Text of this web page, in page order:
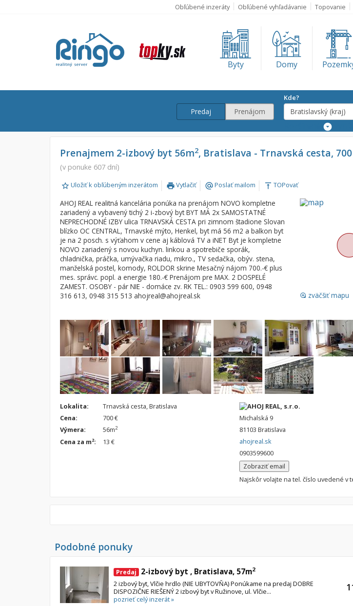
Obľúbené inzeráty Obľúbené vyhľadávanie Topovanie
Byty Domy
Predaj Prenájom
Kde?
Bratislavský (kraj)
Predaj
Prenájom
Byt
Garsónky
Dvojgarsónky
1-izbové
2-izbové
4 a viac izbové byty
Dom
Vila
Chalupa
Pozemok
Stavebné pozemky
Bývanie a rekreácia
Priemyselný pozemok
Poľnohospodárske pozemky
searchHľadaj
Uložiť vyhľadávanie
Zatvoriť
Prenajmem 2-izbový byt 56m2, Bratislava - Trnavská cesta,
(v ponuke 607 dní)
Uložiť k obľúbeným inzerátom printVytlačiť alternate_emailPoslať mailom vertical_align_top TOPovať
AHOJ REAL realitná kancelária ponúka na prenájom NOVO kompletne
zariadený a vybavený tichý 2 i-zbový byt BYT MÁ 2x SAMOSTATNÉ
NEPRECHODNÉ IZBY ulica TRNAVSKÁ CESTA pri zimnom štadione Slovan
blízko OC CENTRAL, Trnavské mýto, Henkel, byt má 56 m2 a balkon byt
je na 2 posch. s výťahom v cene aj káblová TV a iNET Byt je kompletne
NOVO zariadený s novou kuchyn. linkou a spotrebiče sporák,
chladnička, práčka, umývačka riadu, mikro., TV sedačka, obýv. stena,
manželská postel, komody, ROLDOR skrine Mesačný nájom 700.-€ plus
mes. správc. popl. a energie 180.-€ Prenájom pre MAX. 2 DOSPELÉ
ZAMEST. OSOBY - pár NIE - domáce zv. RK TEL.: 0903 599 600, 0948
316 613, 0948 315 513 ahojreal@ahojreal.sk
loupe zväčšiť mapu
Lokalita:
Trnavská cesta, Bratislava
Cena:
700 €
Výmera:
56m2
Cena za m2: 13 €
AHOJ REAL, s.r.o.
Michalská 9
81103 Bratislava
ahojreal.sk
0903599600
Zobraziť email
Najskôr volajte na tel. číslo uvedené v
Podobné ponuky
Predaj 2-izbový byt , Bratislava, 57m2
2 izbový byt, Vlčie hrdlo (NIE UBYTOVŇA) Ponúkame na predaj DOBRE
DISPOZIČNE RIEŠENÝ 2 izbový byt v Ružinove, ul. Vlčie...
pozrieť celý inzerát »